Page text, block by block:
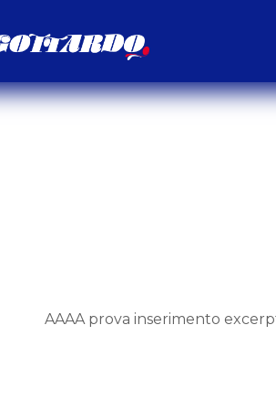
Sviluppo e
seleziona
AAAA prova inserimento